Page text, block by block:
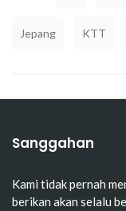
Jepang KTT
Sanggahan
Kami tidak pernah
berikan akan selalu